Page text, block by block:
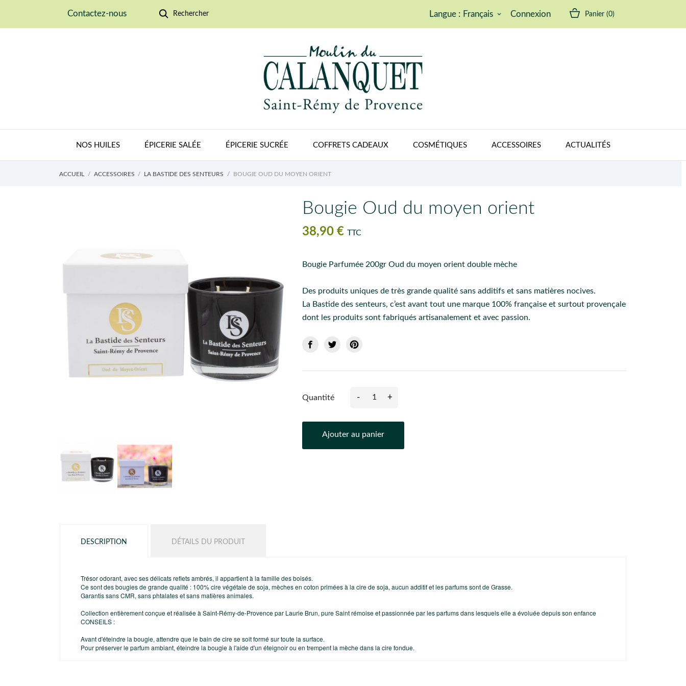
Contactez-nous Rechercher Langue : Français keyboard_arrow_down Connexion Panier (0)
NOS HUILES ÉPICERIE SALÉE ÉPICERIE SUCRÉE COFFRETS CADEAUX COSMÉTIQUES ACCESSOIRES ACTUALITÉS
ACCUEIL ACCESSOIRES LA BASTIDE DES SENTEURS BOUGIE OUD DU MOYEN ORIENT
Bougie Oud du moyen orient
38,90 € TTC
Bougie Parfumée 200gr Oud du moyen orient double mèche
Des produits uniques de très grande qualité sans additifs et sans matières nocives.
La Bastide des senteurs, c’est avant tout une marque 100% française et surtout provençale
dont les produits sont fabriqués artisanalement et avec passion.
Quantité - +
Ajouter au panier
DESCRIPTION DÉTAILS DU PRODUIT
Trésor odorant, avec ses délicats reflets ambrés, il appartient à la famille des boisés.
Ce sont des bougies de grande qualité : 100% cire végétale de soja, mèches en coton primées à la cire de soja, aucun additif et les parfums sont de Grasse.
Garantis sans CMR, sans phtalates et sans matières animales.
Collection entièrement conçue et réalisée à Saint-Rémy-de-Provence par Laurie Brun, pure Saint rémoise et passionnée par les parfums dans lesquels elle a évoluée depuis son enfance
CONSEILS :
Avant d'éteindre la bougie, attendre que le bain de cire se soit formé sur toute la surface.
Pour préserver le parfum ambiant, éteindre la bougie à l'aide d'un éteignoir ou en trempent la mèche dans la cire fondue.